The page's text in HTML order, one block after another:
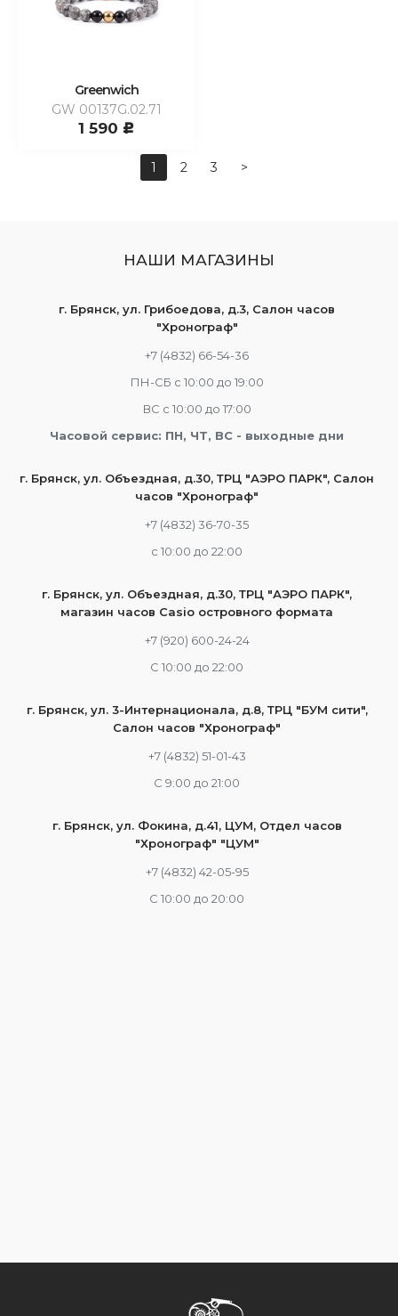
Greenwich
GW 00137G.02.71
1 590 c
1 2 3 >
НАШИ МАГАЗИНЫ
г. Брянск, ул. Грибоедова, д.3, Салон часов
"Хронограф"
+7 (4832) 66-54-36
ПН-СБ с 10:00 до 19:00
ВС с 10:00 до 17:00
Часовой сервис: ПН, ЧТ, ВС - выходные дни
г. Брянск, ул. Объездная, д.30, ТРЦ "АЭРО ПАРК", Салон
часов "Хронограф"
+7 (4832) 36-70-35
c 10:00 до 22:00
г. Брянск, ул. Объездная, д.30, ТРЦ "АЭРО ПАРК",
магазин часов Casio островного формата
+7 (920) 600-24-24
С 10:00 до 22:00
г. Брянск, ул. 3-Интернационала, д.8, ТРЦ "БУМ сити",
Салон часов "Хронограф"
+7 (4832) 51-01-43
С 9:00 до 21:00
г. Брянск, ул. Фокина, д.41, ЦУМ, Отдел часов
"Хронограф" "ЦУМ"
+7 (4832) 42-05-95
С 10:00 до 20:00